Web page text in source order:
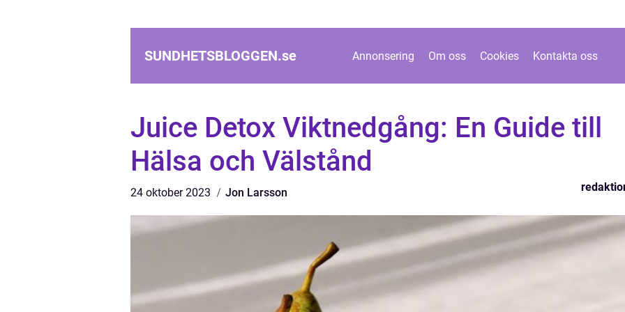
SUNDHETSBLOGGEN.se Annonsering Om oss Cookies Kontakta oss
Juice Detox Viktnedgång: En Guide till
Hälsa och Välstånd
24 oktober 2023 Jon Larsson